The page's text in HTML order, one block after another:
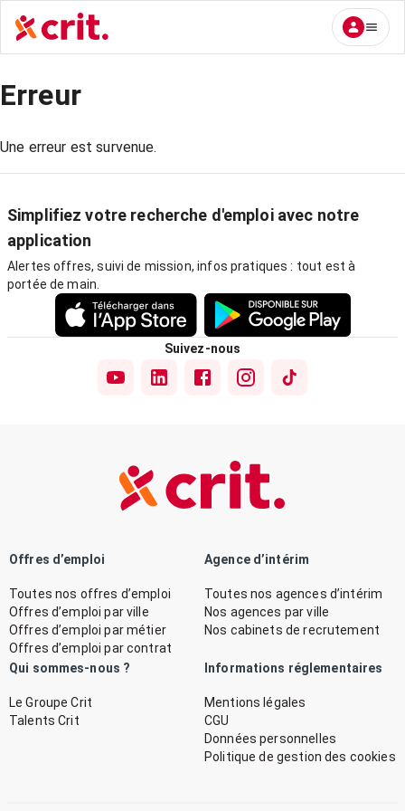
Erreur
Une erreur est survenue.
Simplifiez votre recherche d'emploi avec notre
application
Alertes offres, suivi de mission, infos pratiques : tout est à
portée de main.
Suivez-nous
Offres d’emploi
Toutes nos offres d’emploi
Offres d’emploi par ville
Offres d’emploi par métier
Offres d’emploi par contrat
Agence d’intérim
Toutes nos agences d’intérim
Nos agences par ville
Nos cabinets de recrutement
Qui sommes-nous ?
Le Groupe Crit
Talents Crit
Informations réglementaires
Mentions légales
CGU
Données personnelles
Politique de gestion des cookies